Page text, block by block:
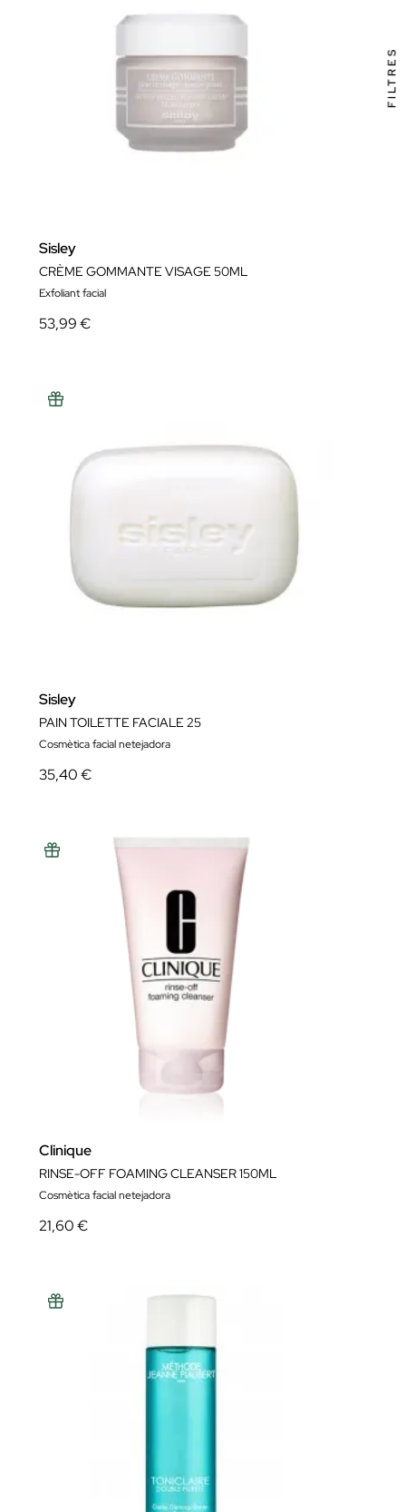
Sisley
CRÈME GOMMANTE VISAGE 50ML
Exfoliant facial
53,99 €
Sisley
PAIN TOILETTE FACIALE 25
Cosmètica facial netejadora
35,40 €
Clinique
RINSE-OFF FOAMING CLEANSER 150ML
Cosmètica facial netejadora
21,60 €
FILTRES